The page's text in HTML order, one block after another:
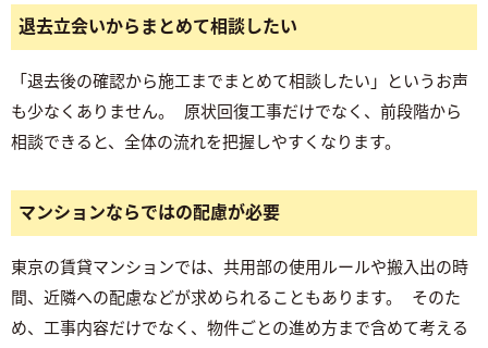
退去立会いからまとめて相談したい
「退去後の確認から施工までまとめて相談したい」というお声
も少なくありません。 原状回復工事だけでなく、前段階から
相談できると、全体の流れを把握しやすくなります。
マンションならではの配慮が必要
東京の賃貸マンションでは、共用部の使用ルールや搬入出の時
間、近隣への配慮などが求められることもあります。 そのた
め、工事内容だけでなく、物件ごとの進め方まで含めて考える